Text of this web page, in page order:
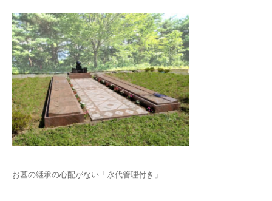
お墓の継承の心配がない「永代管理付き」